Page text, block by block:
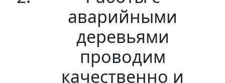
аварийными
деревьями
проводим
качественно и